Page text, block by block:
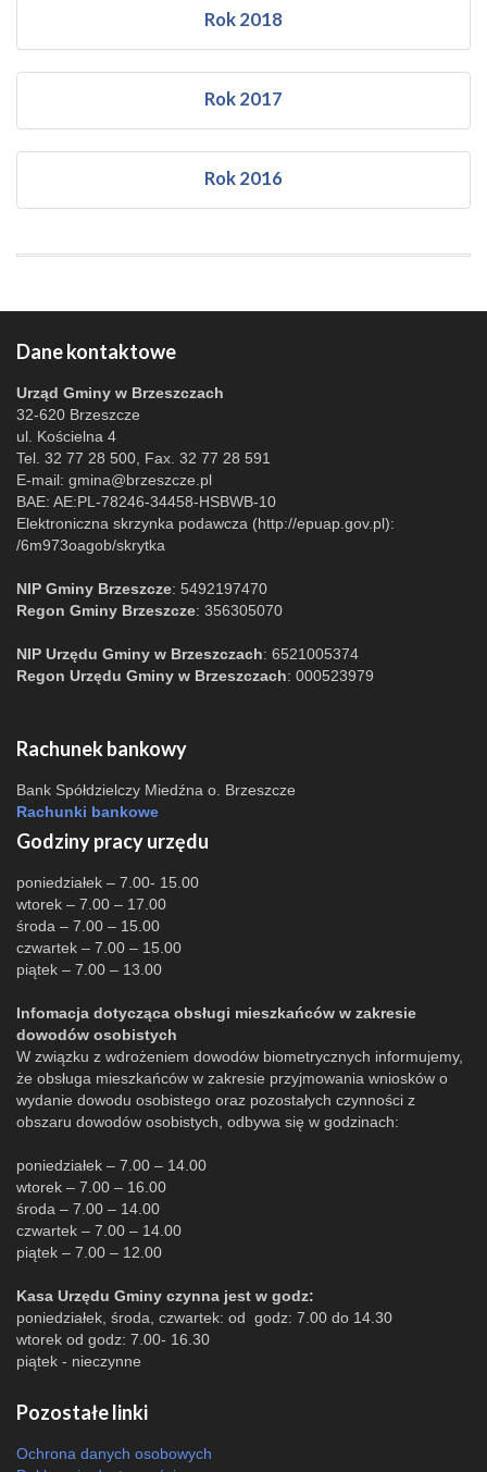
Rok 2018
Rok 2017
Rok 2016
Dane kontaktowe
Urząd Gminy w Brzeszczach
32-620 Brzeszcze
ul. Kościelna 4
Tel. 32 77 28 500, Fax. 32 77 28 591
E-mail: gmina@brzeszcze.pl
BAE: AE:PL-78246-34458-HSBWB-10
Elektroniczna skrzynka podawcza (http://epuap.gov.pl):
/6m973oagob/skrytka
NIP Gminy Brzeszcze: 5492197470
Regon Gminy Brzeszcze: 356305070
NIP Urzędu Gminy w Brzeszczach: 6521005374
Regon Urzędu Gminy w Brzeszczach: 000523979
Rachunek bankowy
Bank Spółdzielczy Miedźna o. Brzeszcze
Rachunki bankowe
Godziny pracy urzędu
poniedziałek – 7.00- 15.00
wtorek – 7.00 – 17.00
środa – 7.00 – 15.00
czwartek – 7.00 – 15.00
piątek – 7.00 – 13.00
Infomacja dotycząca obsługi mieszkańców w zakresie
dowodów osobistych
W związku z wdrożeniem dowodów biometrycznych informujemy,
że obsługa mieszkańców w zakresie przyjmowania wniosków o
wydanie dowodu osobistego oraz pozostałych czynności z
obszaru dowodów osobistych, odbywa się w godzinach:
poniedziałek – 7.00 – 14.00
wtorek – 7.00 – 16.00
środa – 7.00 – 14.00
czwartek – 7.00 – 14.00
piątek – 7.00 – 12.00
Kasa Urzędu Gminy czynna jest w godz:
poniedziałek, środa, czwartek: od godz: 7.00 do 14.30
wtorek od godz: 7.00- 16.30
piątek - nieczynne
Pozostałe linki
Ochrona danych osobowych